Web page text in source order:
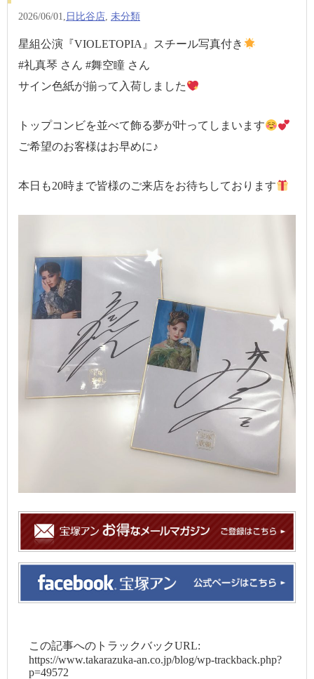
2026/06/01, 日比谷店, 未分類
星組公演『VIOLETOPIA』スチール写真付き
#礼真琴 さん #舞空瞳 さん
サイン色紙が揃って入荷しました
トップコンビを並べて飾る夢が叶ってしまいます
ご希望のお客様はお早めに♪
本日も20時まで皆様のご来店をお待ちしております
この記事へのトラックバックURL:
https://www.takarazuka-an.co.jp/blog/wp-trackback.php?
p=49572